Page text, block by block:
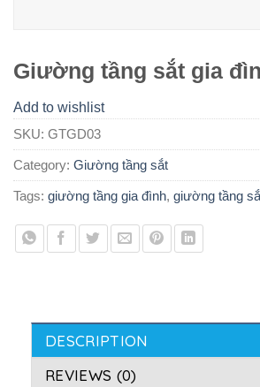
Giường tầng sắt gia
Add to wishlist
SKU: GTGD03
Category: Giường tầng sắt
Tags: giường tầng gia đình, giường tầng
DESCRIPTION
REVIEWS (0)